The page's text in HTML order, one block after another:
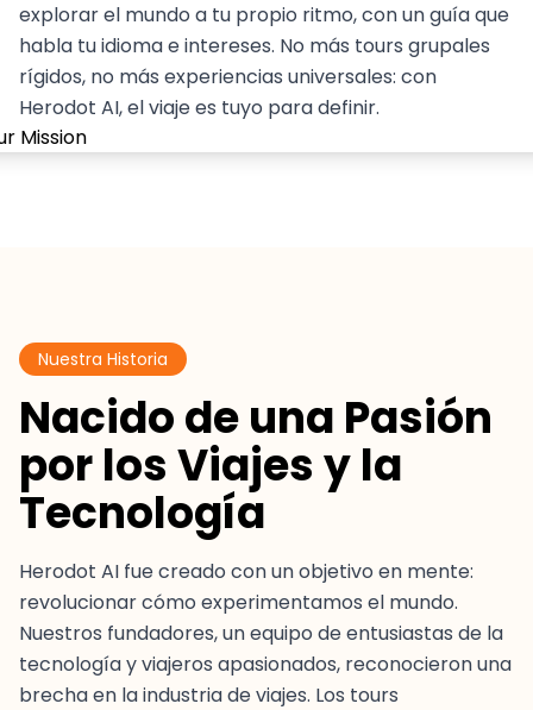
explorar el mundo a tu propio ritmo, con un guía que
habla tu idioma e intereses. No más tours grupales
rígidos, no más experiencias universales: con
Herodot AI, el viaje es tuyo para definir.
Nuestra Historia
Nacido de una Pasión
por los Viajes y la
Tecnología
Herodot AI fue creado con un objetivo en mente:
revolucionar cómo experimentamos el mundo.
Nuestros fundadores, un equipo de entusiastas de la
tecnología y viajeros apasionados, reconocieron una
brecha en la industria de viajes. Los tours